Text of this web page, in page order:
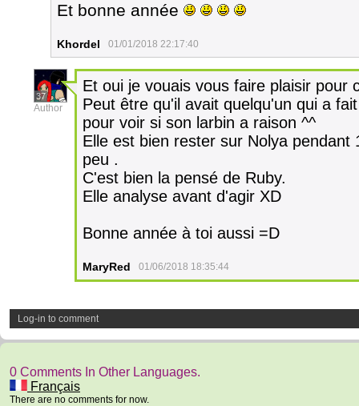
Et bonne année
Khordel 01/01/2018 22:17:40
37
Author
Et oui je vouais vous faire plaisir pour
Peut être qu'il avait quelqu'un qui a
pour voir si son larbin a raison ^^
Elle est bien rester sur Nolya
peu .
C'est bien la pensé de Ruby.
Elle analyse avant d'agir XD
Bonne année à toi aussi =D
MaryRed 01/06/2018 18:35:44
Log-in to comment
0 Comments In Other Languages.
Français
There are no comments for now.